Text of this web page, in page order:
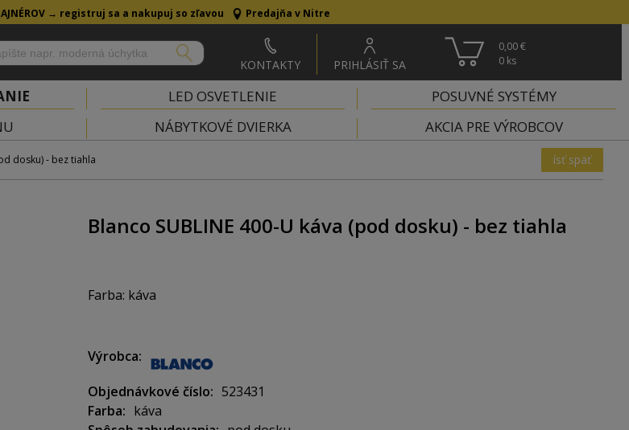
→ registruj sa a nakupuj so zľavou Predajňa v Nitre
KONTAKTY PRIHLÁSIŤ SA
0,00 €
0 ks
LED OSVETLENIE
POSUVNÉ SYSTÉMY
NÁBYTKOVÉ DVIERKA AKCIA PRE VÝROBCOV
dosku) - bez tiahla ísť späť
Blanco SUBLINE 400-U káva (pod dosku) - bez tiahla
Farba: káva
Materiál: Silgranit PuraDur
Vonkajšie rozmery: 430 x 460 mm
Výrobca
Objednávkové číslo
523431
Farba
káva